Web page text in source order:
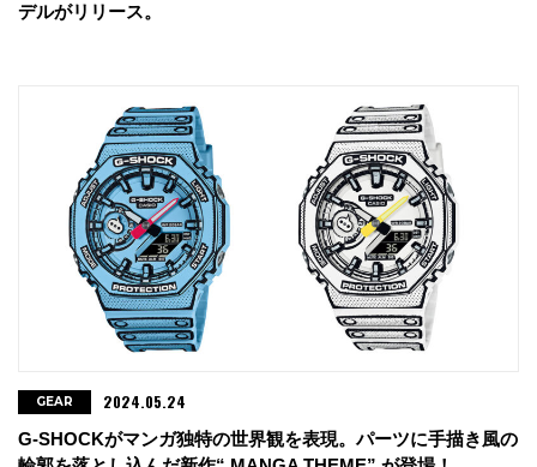
デルがリリース。
G-SHOCKがマンガ独特の世界観を表現。パーツに手描き風の
GEAR 2024.05.24